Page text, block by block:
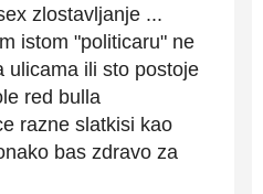
zlostavljanje ...
istom "politicaru" ne
ulicama ili sto postoje
red bulla
razne slatkisi kao
bas zdravo za